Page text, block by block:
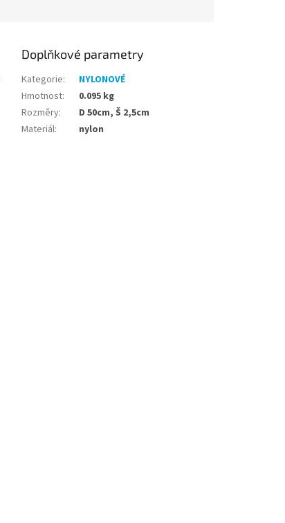
Doplňkové parametry
Kategorie:
NYLONOVÉ
Hmotnost:
0.095 kg
Rozměry:
D 50cm, Š 2,5cm
Materiál: nylon